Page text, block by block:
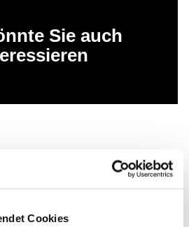
Cookies
Sie auch